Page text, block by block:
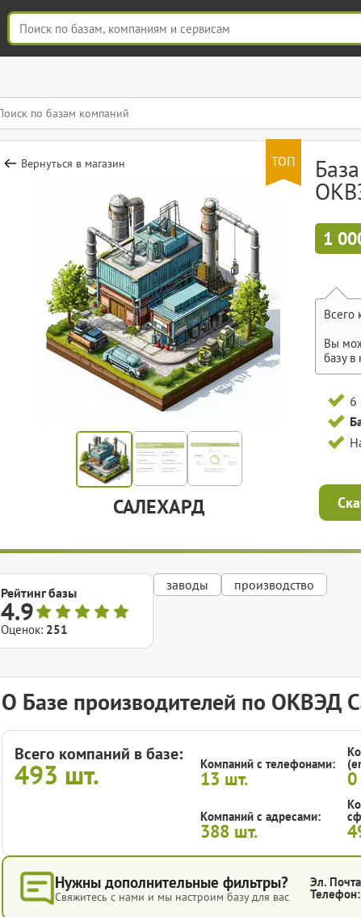
ТОП
Вернуться в магазин
САЛЕХАРД
1
Всего
Вы
базу
6
Рейтинг базы
4.9
Оценок: 251
заводы производство
О Базе производителей по ОКВЭД
Всего компаний в базе:
493 шт. Компаний с телефонами:
13 шт. 0
Компаний с адресами:
388 шт.
Нужны дополнительные фильтры?
Свяжитесь с нами и мы настроим базу для вас
Эл.
Телефон: